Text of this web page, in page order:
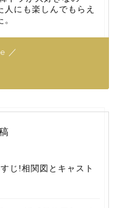
にも楽しんでもらえ
／
じ!相関図とキャスト